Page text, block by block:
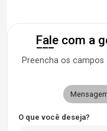
Fale com a
Preencha os
O que você deseja?